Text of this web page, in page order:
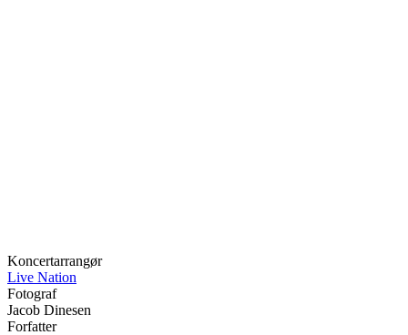
Koncertarrangør
Live Nation
Fotograf
Jacob Dinesen
Forfatter